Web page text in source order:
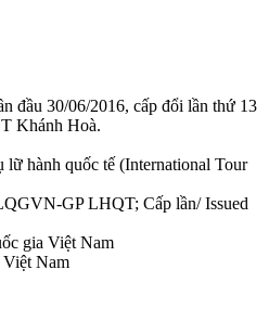
đầu 30/06/2016, cấp đổi lần thứ 13
Khánh Hoà.
hành quốc tế (International Tour
GP LHQT; Cấp lần/ Issued
gia Việt Nam
Nam